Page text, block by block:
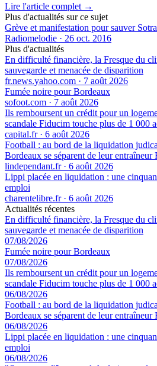
Lire l'article complet →
Plus d'actualités sur ce sujet
Grève et manifestation pour sauver
Radiomelodie · 26 oct. 2016
Plus d'actualités
En difficulté financière, la Fresque du
sauvegarde et menacée de disparition
fr.news.yahoo.com · 7 août 2026
Fumée noire pour Bordeaux
sofoot.com · 7 août 2026
Ils remboursent un crédit pour un
scandale Fiducim touche plus de 1 000
capital.fr· 6 août 2026
Football : au bord de la liquidation
Bordeaux se séparent de leur entraîneur
lindependant.fr· 6 août 2026
Lippi placée en liquidation : une
emploi
charentelibre.fr· 6 août 2026
Actualités récentes
En difficulté financière, la Fresque du
sauvegarde et menacée de disparition
07/08/2026
Fumée noire pour Bordeaux
07/08/2026
Ils remboursent un crédit pour un
scandale Fiducim touche plus de 1 000
06/08/2026
Football : au bord de la liquidation
Bordeaux se séparent de leur entraîneur
06/08/2026
Lippi placée en liquidation : une
emploi
06/08/2026